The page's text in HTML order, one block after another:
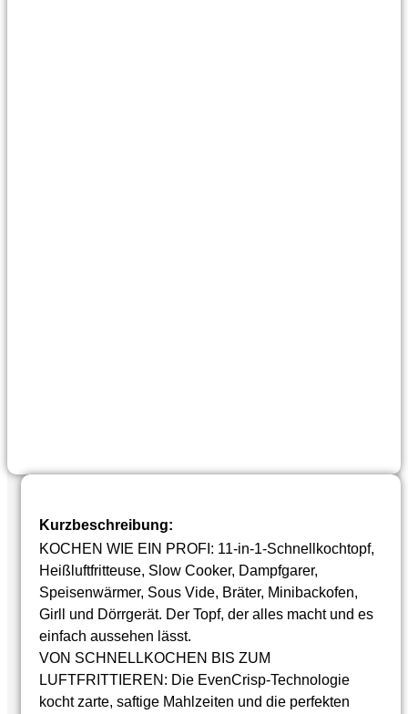
Kurzbeschreibung:
KOCHEN WIE EIN PROFI: 11-in-1-Schnellkochtopf,
Heißluftfritteuse, Slow Cooker, Dampfgarer,
Speisenwärmer, Sous Vide, Bräter, Minibackofen,
Girll und Dörrgerät. Der Topf, der alles macht und es
einfach aussehen lässt.
VON SCHNELLKOCHEN BIS ZUM
LUFTFRITTIEREN: Die EvenCrisp-Technologie
kocht zarte, saftige Mahlzeiten und die perfekten